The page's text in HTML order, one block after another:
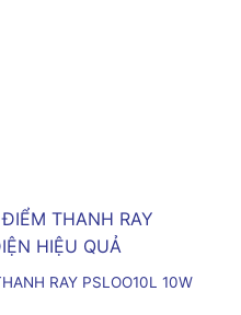
RAY PSLOO10L 10W